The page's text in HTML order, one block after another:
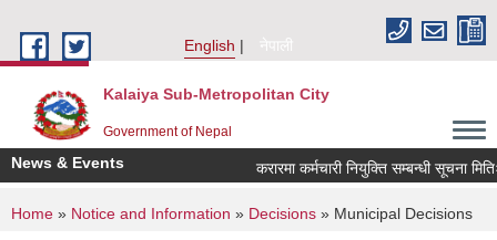
English
नेपाली
Kalaiya Sub-Metropolitan City
Government of Nepal
News & Events करारमा कर्मचारी नियुक्ति सम्बन्धी सूचना
You are here
Home » Notice and Information » Decisions » Municipal Decisions